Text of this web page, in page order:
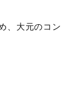
、大元のコン